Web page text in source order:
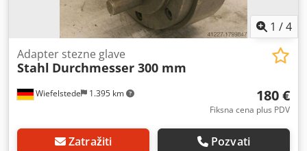
1 /4
Wiefelstede 1.395 km
Adapter stezne glave
Stahl Durchmesser 300 mm
180 €
Fiksna cena plus PDV
Zatražiti Pozvati